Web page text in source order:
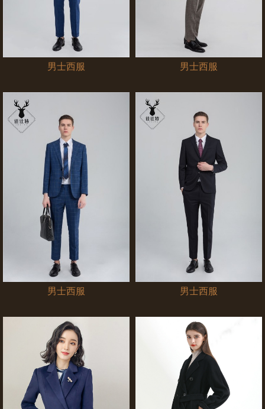
男士西服 男士西服
男士西服 男士西服